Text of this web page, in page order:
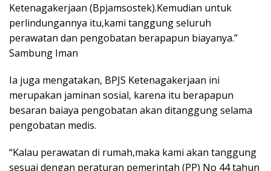
Ketenagakerjaan (Bpjamsostek).Kemudian untuk
perlindungannya itu,kami tanggung seluruh
perawatan dan pengobatan berapapun biayanya.”
Sambung Iman
Ia juga mengatakan, BPJS Ketenagakerjaan ini
merupakan jaminan sosial, karena itu berapapun
besaran baiaya pengobatan akan ditanggung selama
pengobatan medis.
“Kalau perawatan di rumah,maka kami akan tanggung
sesuai dengan peraturan pemerintah (PP) No 44 tahun